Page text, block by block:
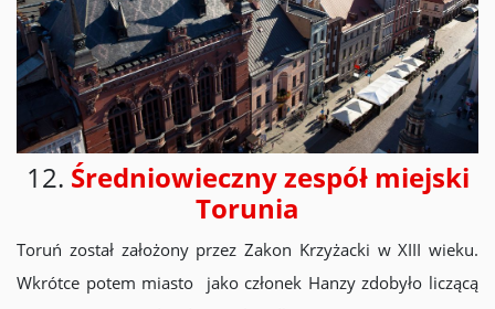
12. Średniowieczny zespół miejski
Torunia
Toruń został założony przez Zakon Krzyżacki w XIII wieku.
Wkrótce potem miasto jako członek Hanzy zdobyło liczącą